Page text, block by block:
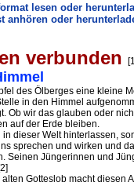
lesen oder
anhören oder
verbunden
des Ölberges eine kleine
in den Himmel
Ob wir das glauben oder
auf der Erde bleiben.
dieser Welt hinterlassen,
sprechen und wirken und
Seinen Jüngerinnen und
Gotteslob macht diesen